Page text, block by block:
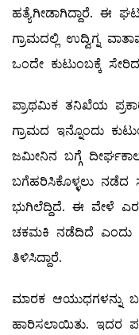
ಹತ್ಯೆಗೀಡಾಗಿದ್ದಾರೆ. ಈ
ಗ್ರಾಮದಲ್ಲಿ ಉದ್ವಿಗ್ನ
ಒಂದೇ ಕುಟುಂಬಕ್ಕೆ
ಪ್ರಾಥಮಿಕ ತನಿಖೆಯ
ಗ್ರಾಮದ ಇನ್ನೊಂದು
ಜಮೀನಿನ ಬಗ್ಗೆ
ಬಗೆಹರಿಸಿಕೊಳ್ಳಲು
ಭುಗಿಲೆದ್ದಿದೆ. ಈ ವೇಳೆ
ಚಕಮಕಿ ನಡೆದಿದೆ ಎಂದು
ತಿಳಿಸಿದ್ದಾರೆ.
ಮಾರಕ ಆಯುಧಗಳನ್ನು
ಹಾರಿಸಲಾಯಿತು. ಇದರ